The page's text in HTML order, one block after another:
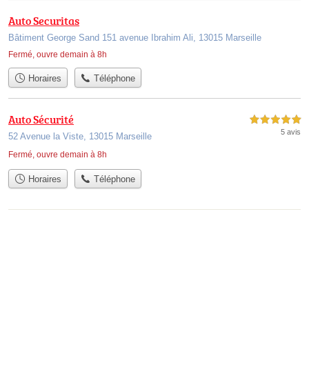
Auto Securitas
Bâtiment George Sand 151 avenue Ibrahim Ali, 13015 Marseille
Fermé, ouvre demain à 8h
Horaires Téléphone
Auto Sécurité
52 Avenue la Viste, 13015 Marseille
Fermé, ouvre demain à 8h
5,0 étoiles sur 5
5 avis
Horaires Téléphone